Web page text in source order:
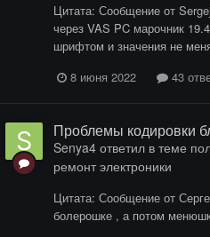
Цитата: Сообщение от
через VAS PC марочник
шрифтом и значения не
8 июня 2022
43
Проблемы кодировки
Senya4ответил в теме
ремонт электроники
Цитата: Сообщение от
болерошке , а потом